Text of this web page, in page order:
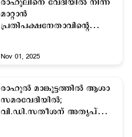
രാഹുലിനെ വേദിയില്‍ നിന്ന്
മാറ്റാന്‍
പ്രതിപക്ഷനേതാവിന്‍റെ
Nov 01, 2025
രാഹുല്‍ മാങ്കൂട്ടത്തില്‍ ആശാ
സമരവേദിയില്‍;
വി.ഡി.സതീശന് അതൃപ്തി;